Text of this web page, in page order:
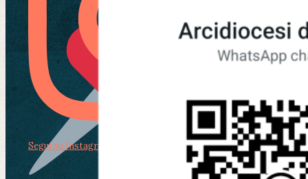
Segui su Instagram